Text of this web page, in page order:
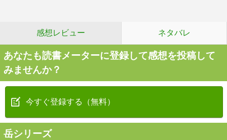
感想レビュー ネタバレ
あなたも読書メーターに登録して感想を投稿して
みませんか？
今すぐ登録する（無料）
岳シリーズ